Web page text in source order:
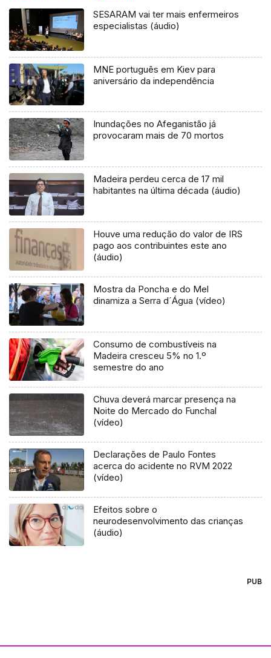
SESARAM vai ter mais enfermeiros
especialistas (áudio)
MNE português em Kiev para
aniversário da independência
Inundações no Afeganistão já
provocaram mais de 70 mortos
Madeira perdeu cerca de 17 mil
habitantes na última década (áudio)
Houve uma redução do valor de IRS
pago aos contribuintes este ano
(áudio)
Mostra da Poncha e do Mel
dinamiza a Serra d´Água (vídeo)
Consumo de combustíveis na
Madeira cresceu 5% no 1.º
semestre do ano
Chuva deverá marcar presença na
Noite do Mercado do Funchal
(vídeo)
Declarações de Paulo Fontes
acerca do acidente no RVM 2022
(vídeo)
Efeitos sobre o
neurodesenvolvimento das crianças
(áudio)
PUB